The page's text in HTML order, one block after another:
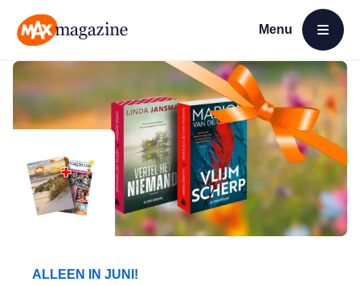
Menu
Open menu
ALLEEN IN JUNI!